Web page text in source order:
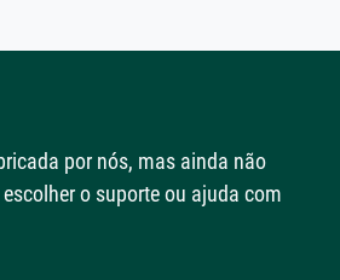
por nós, mas ainda não
o suporte ou ajuda com